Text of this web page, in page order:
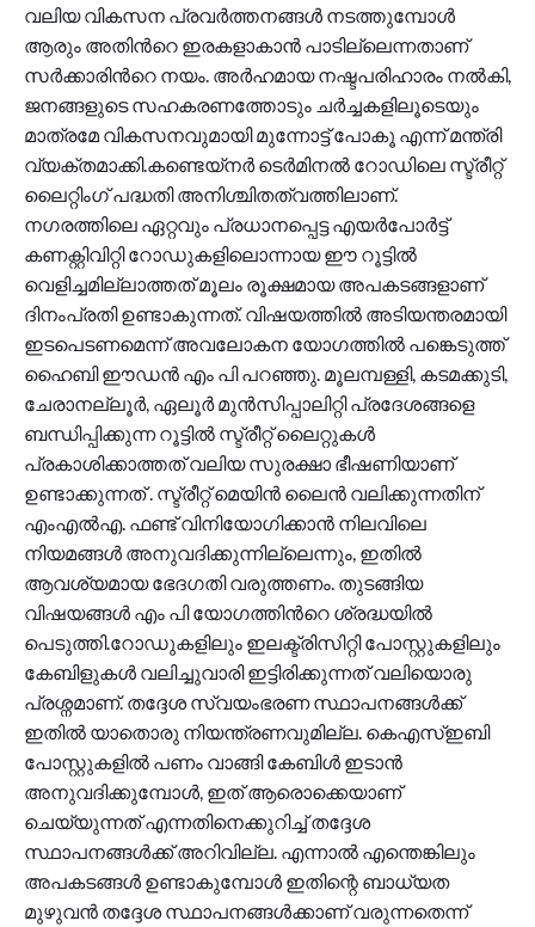
വലിയ വികസന പ്രവർത്തനങ്ങൾ നടത്തുമ്പോൾ
ആരും അതിന്‍റെ ഇരകളാകാൻ പാടില്ലെന്നതാണ്
സർക്കാരിന്‍റെ നയം. അർഹമായ നഷ്ടപരിഹാരം നൽകി,
ജനങ്ങളുടെ സഹകരണത്തോടും ചർച്ചകളിലൂടെയും
മാത്രമേ വികസനവുമായി മുന്നോട്ട് പോകൂ എന്ന് മന്ത്രി
വ്യക്തമാക്കി.കണ്ടെയ്നർ ടെർമിനൽ റോഡിലെ സ്ട്രീറ്റ്
ലൈറ്റിംഗ് പദ്ധതി അനിശ്ചിതത്വത്തിലാണ്.
നഗരത്തിലെ ഏറ്റവും പ്രധാനപ്പെട്ട എയർപോർട്ട്
കണക്റ്റിവിറ്റി റോഡുകളിലൊന്നായ ഈ റൂട്ടിൽ
വെളിച്ചമില്ലാത്തത് മൂലം രൂക്ഷമായ അപകടങ്ങളാണ്
ദിനംപ്രതി ഉണ്ടാകുന്നത്. വിഷയത്തിൽ അടിയന്തരമായി
ഇടപെടണമെന്ന് അവലോകന യോഗത്തിൽ പങ്കെടുത്ത്
ഹൈബി ഈഡൻ എം പി പറഞ്ഞു. മൂലമ്പള്ളി, കടമക്കുടി,
ചേരാനല്ലൂർ, ഏലൂർ മുൻസിപ്പാലിറ്റി പ്രദേശങ്ങളെ
ബന്ധിപ്പിക്കുന്ന റൂട്ടിൽ സ്ട്രീറ്റ് ലൈറ്റുകൾ
പ്രകാശിക്കാത്തത് വലിയ സുരക്ഷാ ഭീഷണിയാണ്
ഉണ്ടാക്കുന്നത് . സ്ട്രീറ്റ് മെയിൻ ലൈൻ വലിക്കുന്നതിന്
എംഎൽഎ. ഫണ്ട് വിനിയോഗിക്കാൻ നിലവിലെ
നിയമങ്ങൾ അനുവദിക്കുന്നില്ലെന്നും, ഇതിൽ
ആവശ്യമായ ഭേദഗതി വരുത്തണം. തുടങ്ങിയ
വിഷയങ്ങൾ എം പി യോഗത്തിന്‍റെ ശ്രദ്ധയിൽ
പെടുത്തി.റോഡുകളിലും ഇലക്ട്രിസിറ്റി പോസ്റ്റുകളിലും
കേബിളുകൾ വലിച്ചുവാരി ഇട്ടിരിക്കുന്നത് വലിയൊരു
പ്രശ്നമാണ്. തദ്ദേശ സ്വയംഭരണ സ്ഥാപനങ്ങൾക്ക്
ഇതിൽ യാതൊരു നിയന്ത്രണവുമില്ല. കെഎസ്ഇബി
പോസ്റ്റുകളിൽ പണം വാങ്ങി കേബിൾ ഇടാൻ
അനുവദിക്കുമ്പോൾ, ഇത് ആരൊക്കെയാണ്
ചെയ്യുന്നത് എന്നതിനെക്കുറിച്ച് തദ്ദേശ
സ്ഥാപനങ്ങൾക്ക് അറിവില്ല. എന്നാൽ എന്തെങ്കിലും
അപകടങ്ങൾ ഉണ്ടാകുമ്പോൾ ഇതിന്റെ ബാധ്യത
മുഴുവൻ തദ്ദേശ സ്ഥാപനങ്ങൾക്കാണ് വരുന്നതെന്ന്